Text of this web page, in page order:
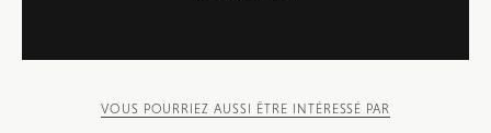
VOUS POURRIEZ AUSSI ÊTRE INTÉRESSÉ PAR